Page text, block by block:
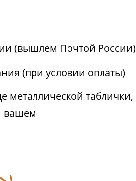
(вышлем Почтой России)
(при условии оплаты)
металлической таблички,
вашем